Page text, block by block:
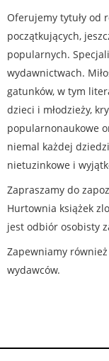
Oferujemy tytuły od
początkujących,
popularnych.
wydawnictwach.
gatunków, w tym
dzieci i młodzieży,
popularnonaukowe
niemal każdej
nietuzinkowe i
Zapraszamy do
Hurtownia książek
jest odbiór osobisty
Zapewniamy
wydawców.